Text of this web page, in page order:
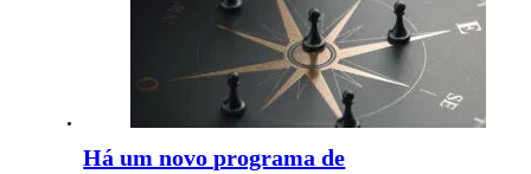
Há um novo programa de